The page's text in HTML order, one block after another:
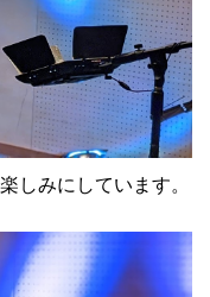
みにしています。